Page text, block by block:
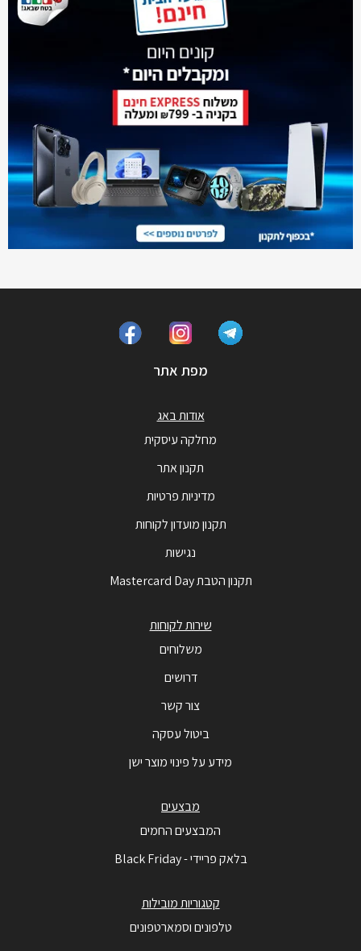
מפת אתר
אודות באג
מחלקה עיסקית
תקנון אתר
מדיניות פרטיות
תקנון מועדון לקוחות
נגישות
תקנון הטבת Mastercard Day
שירות לקוחות
משלוחים
דרושים
צור קשר
ביטול עסקה
מידע על פינוי מוצר ישן
מבצעים
המבצעים החמים
בלאק פריידי - Black Friday
קטגוריות מובילות
טלפונים וסמארטפונים